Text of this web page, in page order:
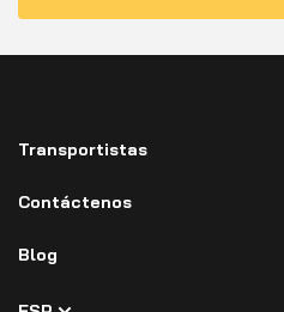
Transportistas
Contáctenos
Blog